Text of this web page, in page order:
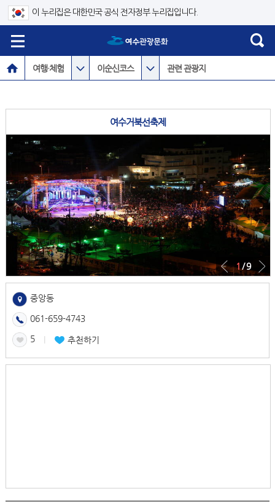
이 누리집은 대한민국 공식 전자정부 누리집입니다.
여행·체험 이순신코스 관련 관광지
여수거북선축제
1 / 9
중앙동
061-659-4743
5 l 추천하기